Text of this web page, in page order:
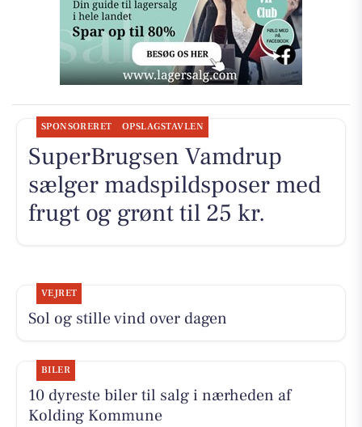
SPONSORERET OPSLAGSTAVLEN
SuperBrugsen Vamdrup
sælger madspildsposer med
frugt og grønt til 25 kr.
VEJRET
Sol og stille vind over dagen
BILER
10 dyreste biler til salg i nærheden af
Kolding Kommune